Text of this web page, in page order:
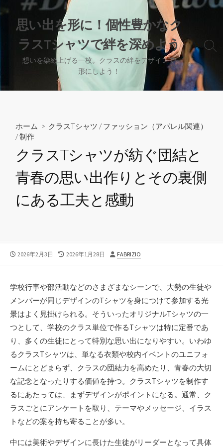
ン
キ
思い出を形に！個性豊かなク
ラスTシャツで絆を深めよう
想いを染め上げる一枚。クラスの絆をデザインで
形にしよう！
検
ホーム > クラスTシャツ /ファッション（アパレル関連）
/制作
クラスTシャツが紡ぐ団結と
青春の思い出作りとその裏側
にある工夫と感動
公
2026年2月3日
最
新
日
2026年1月28日
投
FABRIZIO
学校行事や部活動などのさまざまなシーンで、大勢の生徒や
メンバーが同じデザインのTシャツを身につけて参加する光
景はよく見掛けられる。 そういったオリジナルTシャツの一
つとして、学校のクラス単位で作るTシャツは特に定番であ
り、多くの生徒にとって特別な思い出になりやすい。いわゆ
るクラスTシャツは、単なる衣類や校内イベントのユニフォ
ームにとどまらず、クラスの団結力を高めたり、青春の大切
な記念となったりする価値を持つ。クラスTシャツを制作す
るにあたっては、まずデザインがポイントになる。通常、ク
ラスごとにアンケートを取り、テーマやメッセージ、イラス
トなどの案を持ち寄ることが多い。
中には美術やデザインに長けた生徒がリーダーとなって具体